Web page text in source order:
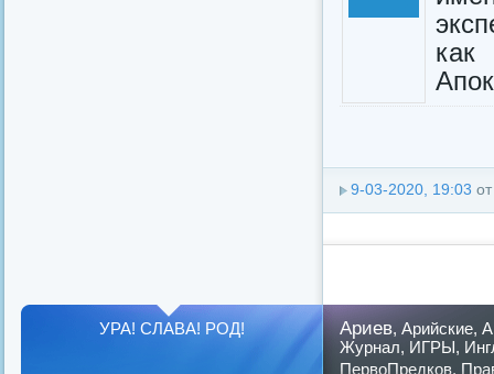
9-03-2020, 19:03
Ариев, Арийские,
Журнал, ИГРЫ,
ПервоПредков,
УРА! СЛАВА! РОД!